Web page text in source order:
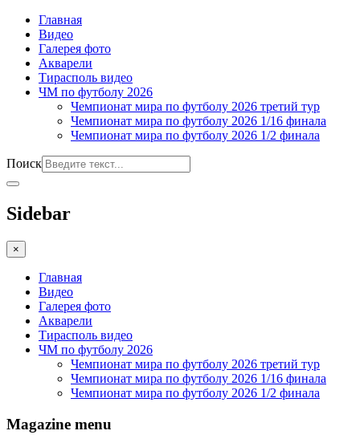
Главная
Видео
Галерея фото
Акварели
Тирасполь видео
ЧМ по футболу 2026
Чемпионат мира по футболу 2026 третий тур
Чемпионат мира по футболу 2026 1/16 финала
Чемпионат мира по футболу 2026 1/2 финала
Поиск
Sidebar
×
Главная
Видео
Галерея фото
Акварели
Тирасполь видео
ЧМ по футболу 2026
Чемпионат мира по футболу 2026 третий тур
Чемпионат мира по футболу 2026 1/16 финала
Чемпионат мира по футболу 2026 1/2 финала
Magazine menu